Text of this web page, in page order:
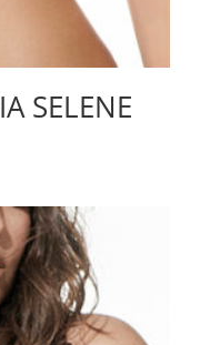
SELENE